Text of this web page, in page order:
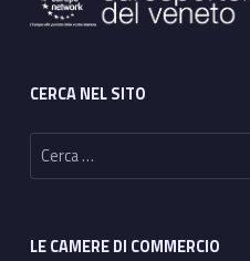
CERCA NEL SITO
Ricerca per:
LE CAMERE DI COMMERCIO